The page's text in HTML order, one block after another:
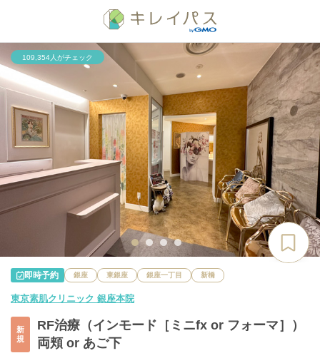
109,354人がチェック
即時予約 銀座 東銀座 銀座一丁目 新橋
東京素肌クリニック 銀座本院
新
規
RF治療（インモード［ミニfx or フォーマ］）
両頬 or あご下